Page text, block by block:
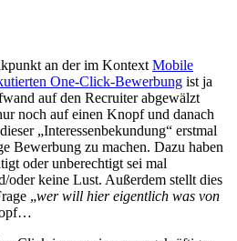
an der im Kontext Mobile
One-Click-Bewerbung ist ja
auf den Recruiter abgewälzt
noch auf einen Knopf und danach
„Interessenbekundung“ erstmal
Bewerbung zu machen. Dazu haben
oder unberechtigt sei mal
oder keine Lust. Außerdem stellt dies
„wer will hier eigentlich was von